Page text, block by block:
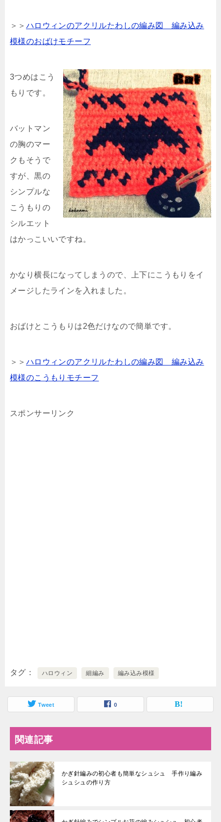
＞＞ ハロウィンのアクリルたわしの編み図 編み込み
模様のおばけモチーフ
3つめはこう
もりです。
バットマン
の胸のマー
クもそうで
すが、黒の
シンプルな
こうもりの
シルエット
はかっこいいですね。
かなり横長になってしまうので、上下にこうもりをイ
メージしたラインを入れました。
おばけとこうもりは2色だけなので簡単です。
＞＞ ハロウィンのアクリルたわしの編み図 編み込み
模様のこうもりモチーフ
スポンサーリンク
タグ ハロウィン 細編み 編み込み模様
Tweet 0
関連記事
かぎ針編みの初心者も簡単なシュシュ 手作り編み
シュシュの作り方